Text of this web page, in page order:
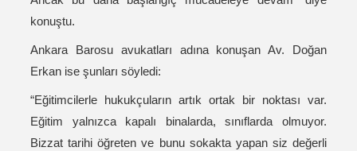
konuştu.
Ankara Barosu avukatları adına konuşan Av. Doğan
Erkan ise şunları söyledi:
“Eğitimcilerle hukukçuların artık ortak bir noktası var.
Eğitim yalnızca kapalı binalarda, sınıflarda olmuyor.
Bizzat tarihi öğreten ve bunu sokakta yapan siz değerli